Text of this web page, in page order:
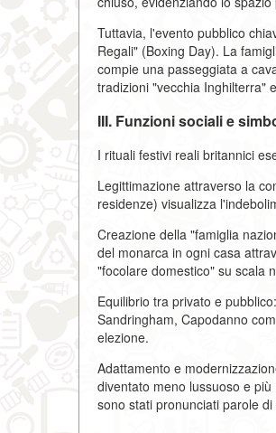
Tuttavia, l'evento pubblico
Regali" (Boxing Day). La
compie una passeggiata a
tradizioni "vecchia Inghilterra"
III. Funzioni sociali e
I rituali festivi reali britannici
Legittimazione attraverso la
residenze) visualizza
Creazione della "famiglia
del monarca in ogni casa
"focolare domestico" su scala
Equilibrio tra privato e
Sandringham, Capodanno
elezione.
Adattamento e
diventato meno lussuoso e
sono stati pronunciati parole